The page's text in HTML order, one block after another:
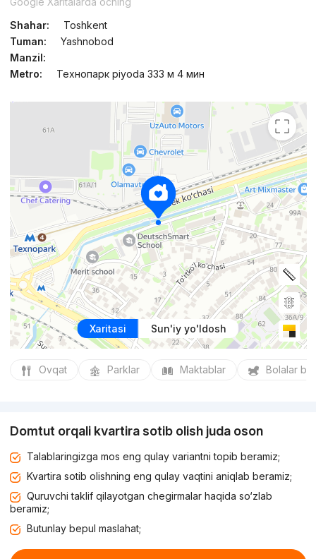
Shahar:
Toshkent
Tuman:
Yashnobod
Manzil:
Metro:
Технопарк piyoda 333 м 4 мин
Xaritasi Sun'iy yo'ldosh
Ovqat Parklar Maktablar Bolalar
Domtut orqali kvartira sotib olish juda oson
Talablaringizga mos eng qulay variantni topib beramiz;
Kvartira sotib olishning eng qulay vaqtini aniqlab beramiz;
Quruvchi taklif qilayotgan chegirmalar haqida so‘zlab
beramiz;
Butunlay bepul maslahat;